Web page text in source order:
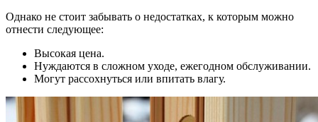
Однако не стоит забывать о недостатках, к которым можно
отнести следующее:
Высокая цена.
Нуждаются в сложном уходе, ежегодном обслуживании.
Могут рассохнуться или впитать влагу.